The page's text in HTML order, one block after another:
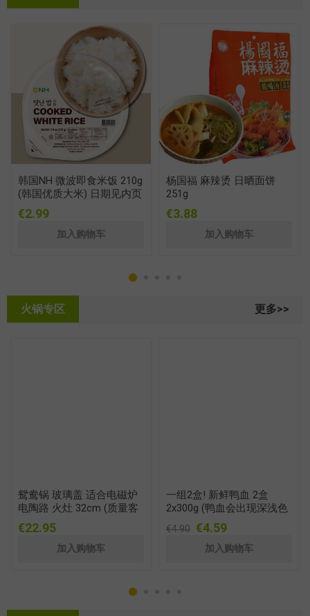
韩国NH 微波即食米饭 210g
(韩国优质大米) 日期见内页
€2.99
杨国福 麻辣烫 日晒面饼
251g
€3.88
火锅专区 更多>>
鸳鸯锅 玻璃盖 适合电磁炉
电陶路 火灶 32cm (质量客
评见图二)
€22.95
一组2盒! 新鲜鸭血 2盒
2x300g (鸭血会出现深浅色
是原血颜色不同 非质量问
题)
€4.90 €4.59